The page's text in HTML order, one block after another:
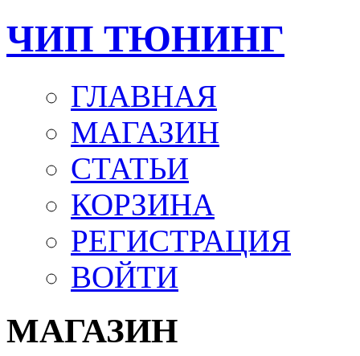
ЧИП ТЮНИНГ
ГЛАВНАЯ
МАГАЗИН
СТАТЬИ
КОРЗИНА
РЕГИСТРАЦИЯ
ВОЙТИ
МАГАЗИН